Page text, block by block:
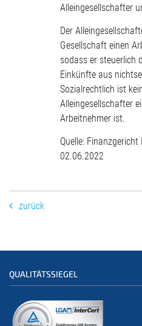
Alleingesellschafter
Der
Gesellschaft einen
sodass er steuerlich
Einkünfte aus
Sozialrechtlich ist
Alleingesellschafter
Arbeitnehmer ist.
Quelle:
02.06.2022
zurück
QUALITÄTSSIEGEL